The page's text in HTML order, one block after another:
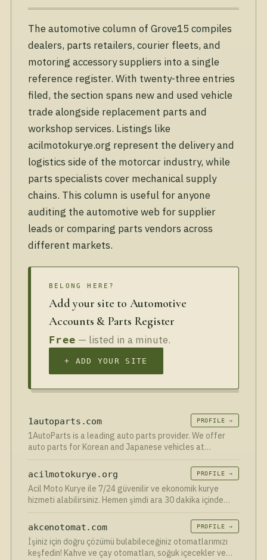
The automotive column of Grove15 compiles
dealers, parts retailers, courier fleets, and
motoring accessory suppliers into a single
reference register. With twenty-three entries
filed, the section spans new and used vehicle
trade alongside replacement parts and
workshop services. Listings like
acilmotokurye.org represent the delivery and
logistics side of the motorcar industry, while
parts specialists cover mechanical supply
chains. This column is useful for anyone
auditing the automotive web for supplier
leads or comparing parts vendors across
different markets.
BELONG HERE?
Add your site to Automotive
Accounts & Parts Register
Free — listed in a minute.
+ ADD YOUR SITE
1autoparts.com PROFILE →
1AutoParts is a leading auto parts provider. We offer
auto parts for Korean and Japanese vehicles at
affordable prices with 3 – 7 business days shipping
options.
acilmotokurye.org PROFILE →
Acil Moto Kurye ile 7/24 güvenilir ve ekonomik kurye
hizmeti alabilirsiniz. Hemen şimdi ara 30 dakika içinde
kurye kapında.
akcenotomat.com PROFILE →
İşiniz için doğru çözümü bulabileceğiniz otomatlarımızı
keşfedin! Kahve ve çay otomatları, soğuk içecekler ve